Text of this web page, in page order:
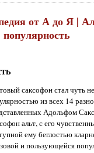
от А до Я |
популярность
саксофон стал чуть
из всех 14
Адольфом
альт, с его
ему беглостью
и пользующейся